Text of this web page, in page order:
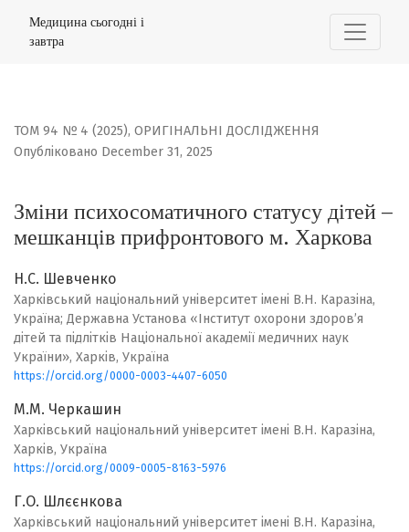
Зміни психосоматичного статусу дітей – мешканців
Медицина сьогодні і
завтра
ТОМ 94 № 4 (2025), ОРИГІНАЛЬНІ ДОСЛІДЖЕННЯ
Зміни психосоматичного статусу дітей –
мешканців прифронтового м. Харкова
Опубліковано December 31, 2025
Н.С. Шевченко
Харківський національний університет імені В.Н. Каразіна,
Україна; Державна Установа «Інститут охорони здоров’я
дітей та підлітків Національної академії медичних наук
України», Харків, Україна
https://orcid.org/0000-0003-4407-6050
М.М. Черкашин
Харківський національний університет імені В.Н. Каразіна,
Харків, Україна
https://orcid.org/0009-0005-8163-5976
Г.О. Шлєєнкова
Харківський національний університет імені В.Н. Каразіна,